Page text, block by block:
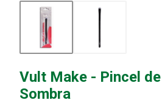
Vult Make - Pincel
Sombra